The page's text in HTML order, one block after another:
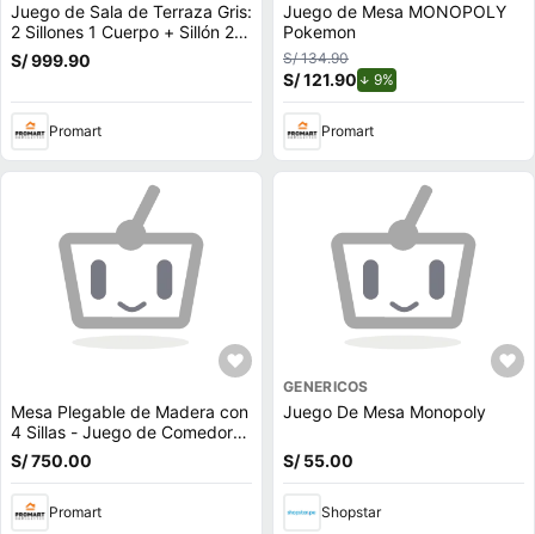
Juego de Sala de Terraza Gris:
2 Sillones 1 Cuerpo + Sillón 2
Cuerpos + Mesa Centro Roble
+ Mesa Auxiliar Roble
S/ 999.90
Promart
Juego de Mesa MONOPOLY
Pokemon
S/ 134.90
S/ 121.90 9%
Promart
Mesa Plegable de Madera con
4 Sillas - Juego de Comedor
Compacto
S/ 750.00
Promart
GENERICOS
Juego De Mesa Monopoly
S/ 55.00
Shopstar